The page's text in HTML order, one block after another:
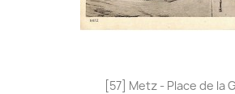
[57] Metz - Place de la